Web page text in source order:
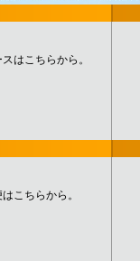
はこちらから。
こちらから。